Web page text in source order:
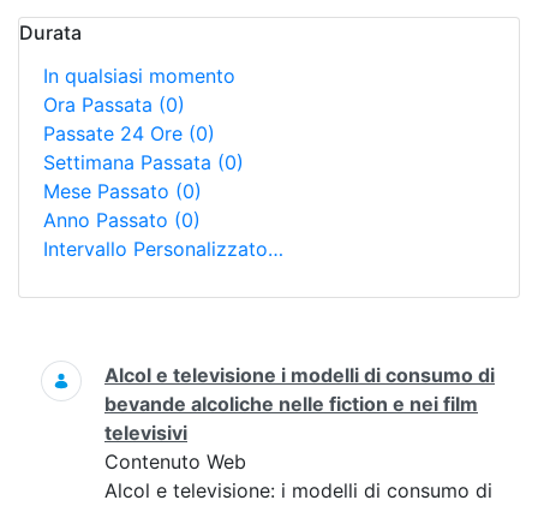
Durata
In qualsiasi momento
Ora Passata (0)
Passate 24 Ore (0)
Settimana Passata (0)
Mese Passato (0)
Anno Passato (0)
Intervallo Personalizzato…
Ricerca
Alcol e televisione i modelli di consumo di
bevande alcoliche nelle fiction e nei film
televisivi
Contenuto Web
Alcol e televisione: i modelli di consumo di